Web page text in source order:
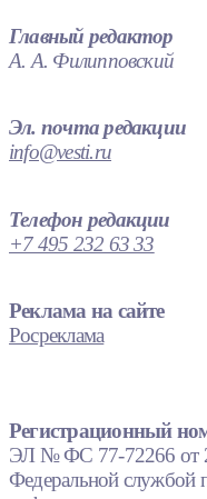
Главный редактор
А. А. Филипповский
Эл. почта редакции
info@vesti.ru
Телефон редакции
+7 495 232 63 33
Реклама на сайте
Росреклама
Регистрационный
ЭЛ № ФС 77-72266 от
Федеральной службой